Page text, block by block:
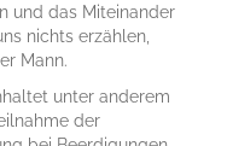
und das Miteinander
nichts erzählen,
Mann.
unter anderem
der